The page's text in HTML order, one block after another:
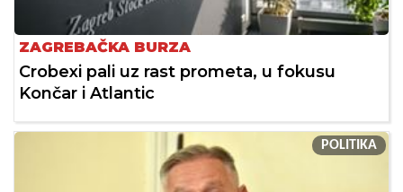
ZAGREBAČKA BURZA
Crobexi pali uz rast prometa, u fokusu
Končar i Atlantic
POLITIKA